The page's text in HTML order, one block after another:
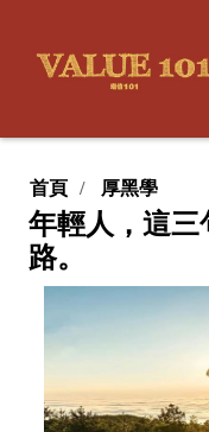
首頁 厚黑學
年輕人，這三
路。